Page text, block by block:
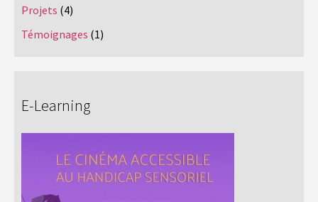
Projets (4)
Témoignages (1)
E-Learning